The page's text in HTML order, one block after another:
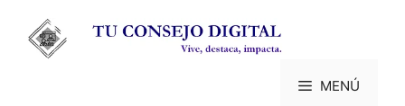
contenido
MENÚ